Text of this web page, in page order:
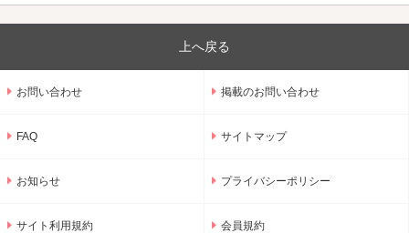
上へ戻る
お問い合わせ 掲載のお問い合わせ
FAQ サイトマップ
お知らせ プライバシーポリシー
サイト利用規約 会員規約